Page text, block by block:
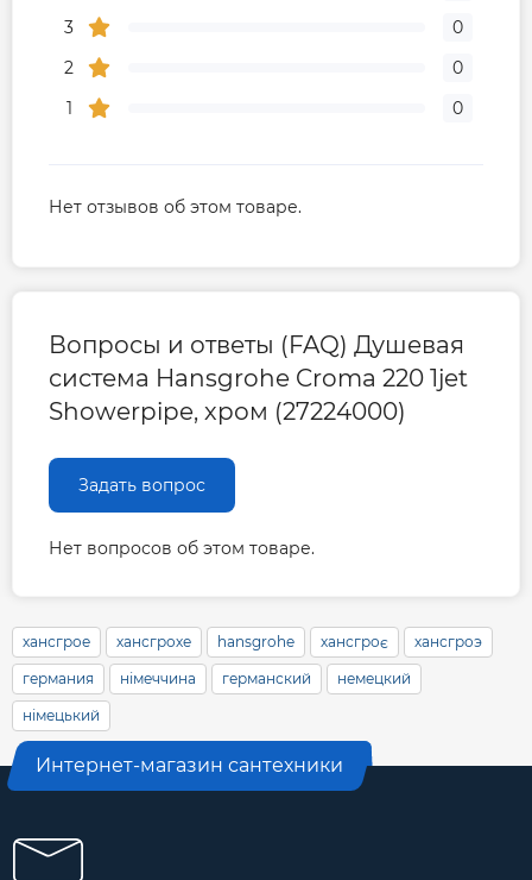
3
0
2
0
1
0
Нет отзывов об этом товаре.
Вопросы и ответы (FAQ) Душевая
система Hansgrohe Croma 220 1jet
Showerpipe, хром (27224000)
Задать вопрос
Нет вопросов об этом товаре.
хансгрое хансгрохе hansgrohe хансгроє хансгроэ
германия німеччина германский немецкий
німецький
Интернет-магазин сантехники